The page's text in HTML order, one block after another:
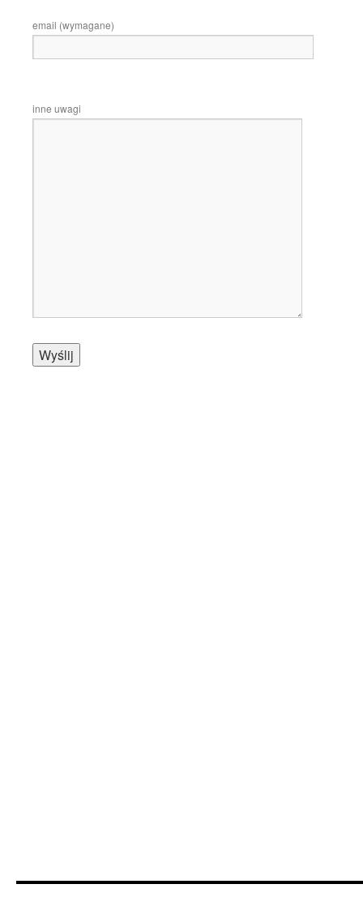
email (wymagane)
inne uwagi